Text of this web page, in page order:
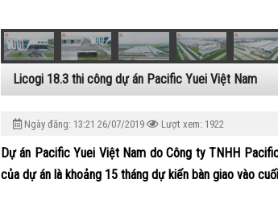
Licogi 18.3 thi công dự án Pacific Yuei Việt Nam
Ngày đăng: 13:21 26/07/2019 Lượt xem: 1922
Dự án Pacific Yuei Việt Nam do Công ty TNHH
của dự án là khoảng 15 tháng dự kiến bàn giao vào